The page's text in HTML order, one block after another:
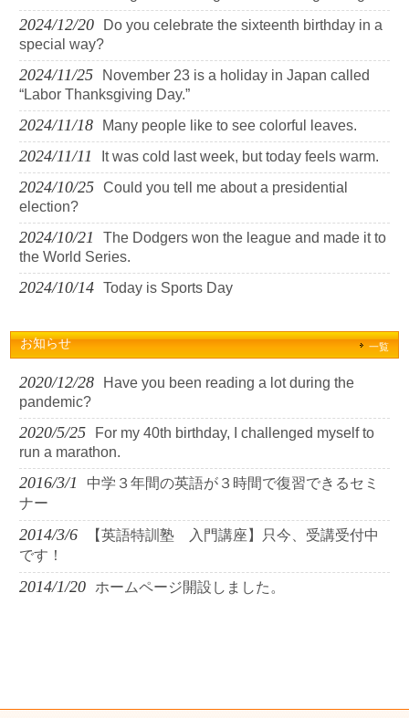
2024/12/20
Do you celebrate the sixteenth birthday in a
special way?
2024/11/25
November 23 is a holiday in Japan called
“Labor Thanksgiving Day.”
2024/11/18 Many people like to see colorful leaves.
2024/11/11 It was cold last week, but today feels warm.
2024/10/25
Could you tell me about a presidential
election?
2024/10/21
The Dodgers won the league and made it to
the World Series.
2024/10/14 Today is Sports Day
お知らせ 一覧
2020/12/28
Have you been reading a lot during the
pandemic?
2020/5/25
For my 40th birthday, I challenged myself to
run a marathon.
2016/3/1
中学３年間の英語が３時間で復習できるセミ
ナー
2014/3/6
【英語特訓塾 入門講座】只今、受講受付中
です！
2014/1/20 ホームページ開設しました。